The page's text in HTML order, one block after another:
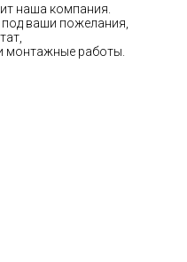
наша компания.
ваши пожелания,
монтажные работы.